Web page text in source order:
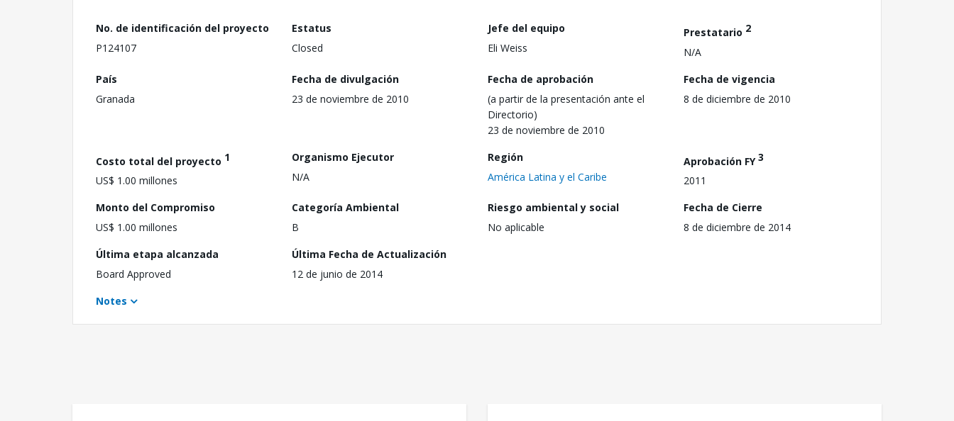
No. de identificación del proyecto
P124107
Estatus
Closed
Jefe del equipo
Eli Weiss
Prestatario 2
N/A
País
Granada
Fecha de divulgación
23 de noviembre de 2010
Fecha de aprobación
(a partir de la presentación ante el
Directorio)
23 de noviembre de 2010
Fecha de vigencia
8 de diciembre de 2010
Costo total del proyecto 1
US$ 1.00 millones
Organismo Ejecutor
N/A
Región
América Latina y el Caribe
Aprobación FY3
2011
Monto del Compromiso
US$ 1.00 millones
Categoría Ambiental
B
Riesgo ambiental y social
No aplicable
Fecha de Cierre
8 de diciembre de 2014
Última etapa alcanzada
Board Approved
Última Fecha de Actualización
12 de junio de 2014
Notes